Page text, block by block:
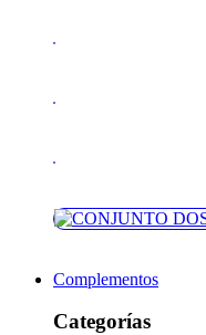
Complementos
Categorías